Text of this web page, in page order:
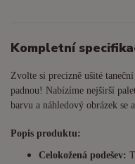
Kompletní
Zvolte si precizně ušité
padnou! Nabízíme nejširší
barvu a náhledový obrázek se
Popis produktu:
Celokožená podešev: